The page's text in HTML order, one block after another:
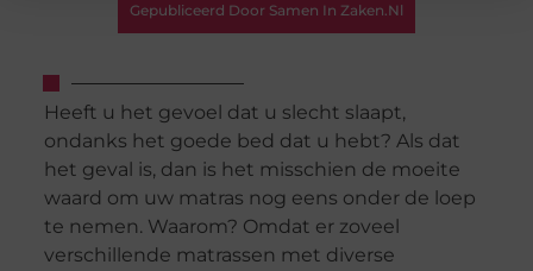
Gepubliceerd Door Samen In Zaken.nl
Heeft u het gevoel dat u slecht slaapt,
ondanks het goede bed dat u hebt? Als dat
het geval is, dan is het misschien de moeite
waard om uw matras nog eens onder de loep
te nemen. Waarom? Omdat er zoveel
verschillende matrassen met diverse